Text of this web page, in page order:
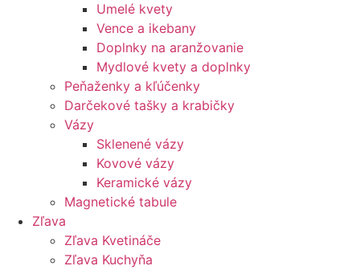
Umelé kvety
Vence a ikebany
Doplnky na aranžovanie
Mydlové kvety a doplnky
Peňaženky a kľúčenky
Darčekové tašky a krabičky
Vázy
Sklenené vázy
Kovové vázy
Keramické vázy
Magnetické tabule
Zľava
Zľava Kvetináče
Zľava Kuchyňa